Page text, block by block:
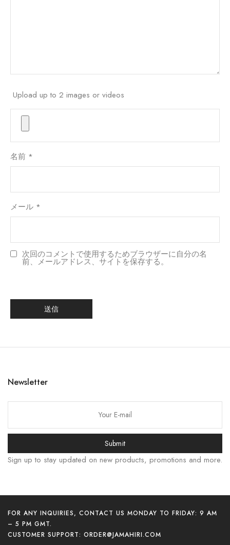
Upload up to 2 images or videos
名前 *
メール *
次回のコメントで使用するためブラウザーに自分の名
前、メールアドレス、サイトを保存する。
Newsletter
Submit
Sign up to stay updated on new products, promotions and more.
FOR ANY INQUIRIES, CONTACT US MONDAY TO FRIDAY: 9 AM
– 5 PM GMT.
CUSTOMER SUPPORT: ORDER@JAMAHIRI.COM
Español
Deutsch
Tiếng Việt
हिन्दी
한국어